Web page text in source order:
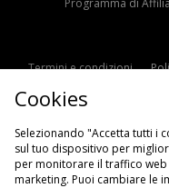
Programma di
Termini e condizioni
Cookies
Selezionando "Accetta tutti i
sul tuo dispositivo per
per monitorare il traffico
marketing. Puoi cambiare le